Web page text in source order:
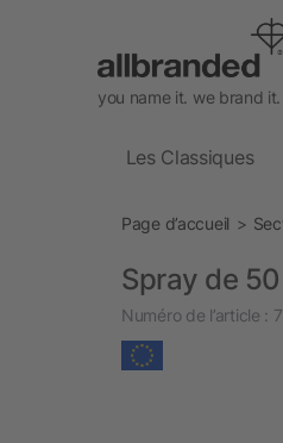
you name it. we brand it.
Les Classiques
Page d’accueil
Spray de
Numéro de l’article :